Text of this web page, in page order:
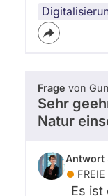
Datenschutz
Frage von
Sehr
Natur
Antwort
Es ist